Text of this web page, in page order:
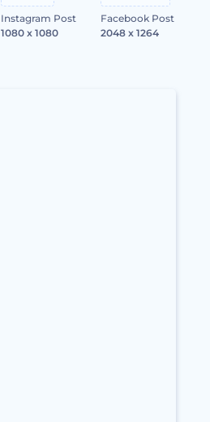
Instagram Post
1080 x 1080
Facebook Post
2048 x 1264